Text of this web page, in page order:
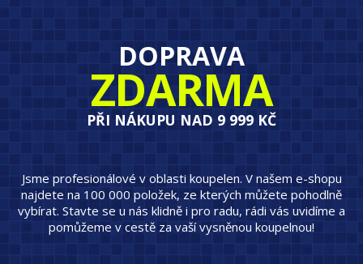
DOPRAVA
ZDARMA
PŘI NÁKUPU NAD 9 999 KČ
Jsme profesionálové v oblasti koupelen. V našem e-shopu
najdete na 100 000 položek, ze kterých můžete pohodlně
vybírat. Stavte se u nás klidně i pro radu, rádi vás uvidíme a
pomůžeme v cestě za vaší vysněnou koupelnou!